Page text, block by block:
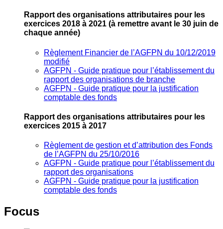
Rapport des organisations attributaires pour les
exercices 2018 à 2021 (à remettre avant le 30 juin de
chaque année)
Règlement Financier de l’AGFPN du 10/12/2019
modifié
AGFPN ‐ Guide pratique pour l’établissement du
rapport des organisations de branche
AGFPN ‐ Guide pratique pour la justification
comptable des fonds
Rapport des organisations attributaires pour les
exercices 2015 à 2017
Règlement de gestion et d’attribution des Fonds
de l’AGFPN du 25/10/2016
AGFPN ‐ Guide pratique pour l’établissement du
rapport des organisations
AGFPN ‐ Guide pratique pour la justification
comptable des fonds
Focus